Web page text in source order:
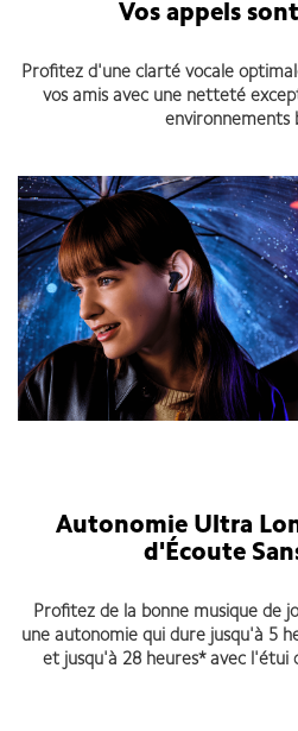
Vos appels
Profitez d'une clarté vocale
vos amis avec une netteté
environnements
Autonomie Ultra
d'Écoute
Profitez de la bonne musique de
une autonomie qui dure jusqu'à 5
et jusqu'à 28 heures* avec l'étui